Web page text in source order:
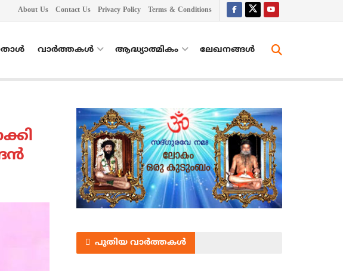
About Us Contact Us Privacy Policy Terms & Conditions
വാർത്തകൾ ആദ്ധ്യാത്മികം ലേഖനങ്ങള്‍
പുതിയ വാർത്തകൾ